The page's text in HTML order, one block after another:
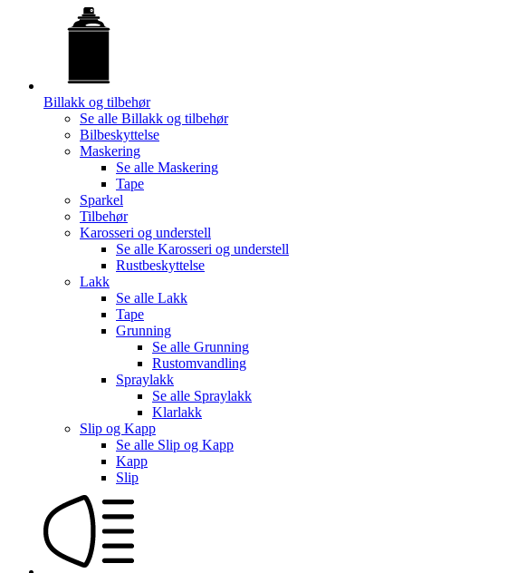
Billakk og tilbehør
Se alle Billakk og tilbehør
Bilbeskyttelse
Maskering
Se alle Maskering
Tape
Sparkel
Tilbehør
Karosseri og understell
Se alle Karosseri og understell
Rustbeskyttelse
Lakk
Se alle Lakk
Tape
Grunning
Se alle Grunning
Rustomvandling
Spraylakk
Se alle Spraylakk
Klarlakk
Slip og Kapp
Se alle Slip og Kapp
Kapp
Slip